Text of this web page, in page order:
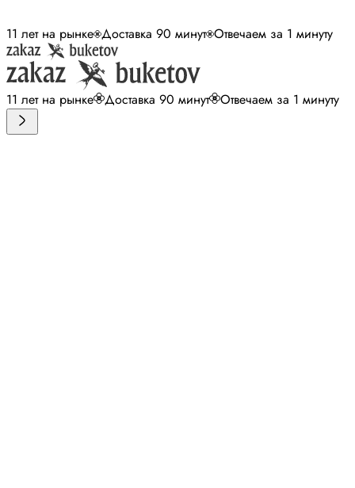
11 лет на рынке Доставка 90 минут Отвечаем за 1 минуту
11 лет на рынке Доставка 90 минут Отвечаем за 1 минуту